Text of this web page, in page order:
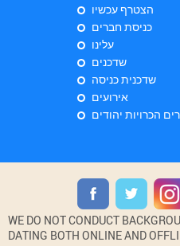
הצטרף עכשיו
כניסת חברים
עלינו
שדכנים
שדכנית כניסה
אירועים
הכרויות יהודים
WE DO NOT CONDUCT
DATING BOTH ONLINE AND